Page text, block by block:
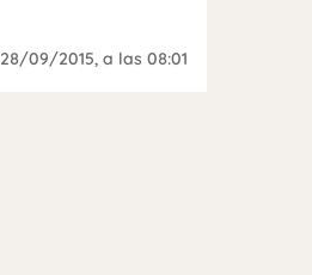
28/09/2015, a las 08:01